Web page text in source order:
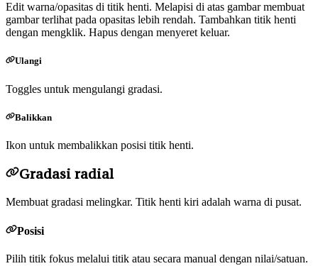
Edit warna/opasitas di titik henti. Melapisi di atas gambar membuat
gambar terlihat pada opasitas lebih rendah. Tambahkan titik henti
dengan mengklik. Hapus dengan menyeret keluar.
Ulangi
Toggles untuk mengulangi gradasi.
Balikkan
Ikon untuk membalikkan posisi titik henti.
Gradasi radial
Membuat gradasi melingkar. Titik henti kiri adalah warna di pusat.
Posisi
Pilih titik fokus melalui titik atau secara manual dengan nilai/satuan.